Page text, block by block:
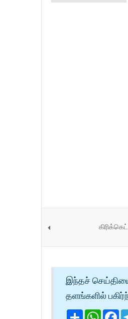
இந்தச்
தளங்களில்
Share